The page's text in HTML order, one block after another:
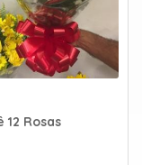
12 Rosas